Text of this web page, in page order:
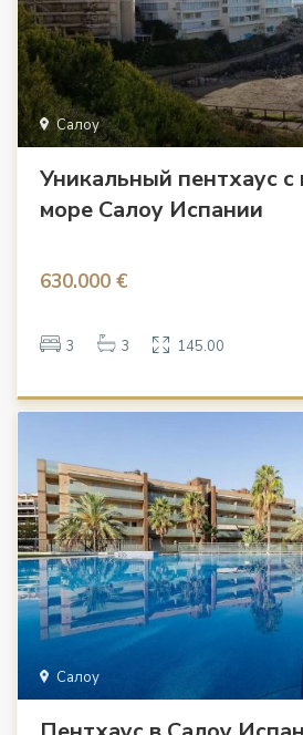
Салоу
Уникальный пентхаус с
море Салоу Испании
630.000 €
3 3 145.00
Салоу